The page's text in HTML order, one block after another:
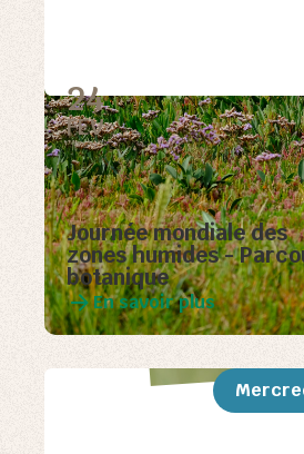
Journée mondiale des
zones humides -
botanique
En savoir plus
24
FEV